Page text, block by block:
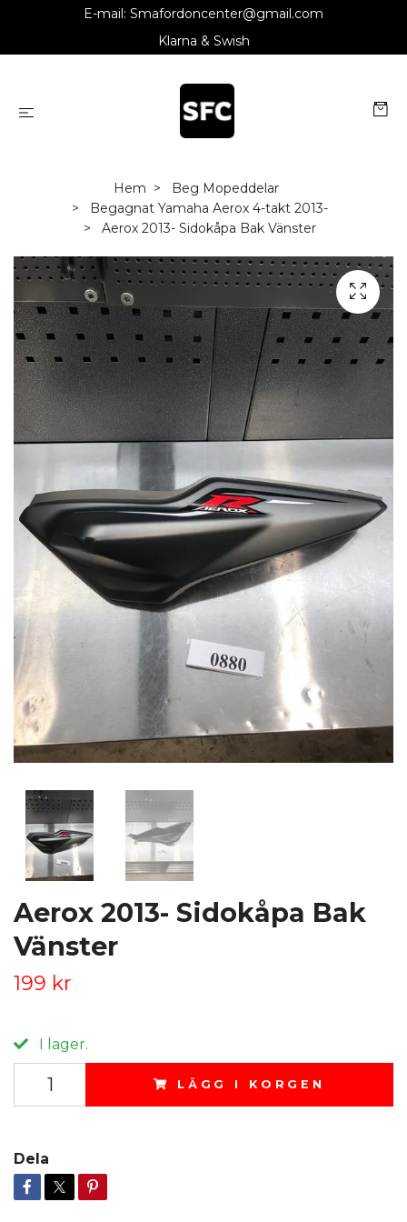
E-mail: Smafordoncenter@gmail.com
Klarna & Swish
Hem
Beg Mopeddelar
Begagnat Yamaha Aerox 4-takt 2013-
Aerox 2013- Sidokåpa Bak Vänster
Aerox 2013- Sidokåpa Bak
Vänster
199 kr
I lager.
LÄGG I KORGEN
Dela